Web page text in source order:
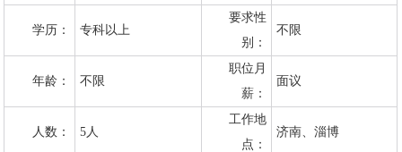
学历： 专科以上
要求性
别：
不限
年龄： 不限
职位月
薪：
面议
人数： 5人
工作地
点：
济南、淄博